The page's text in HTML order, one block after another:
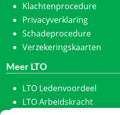
Klachtenprocedure
Privacyverklaring
Schadeprocedure
Verzekeringskaarten
Meer LTO
LTO Ledenvoordeel
LTO Arbeidskracht